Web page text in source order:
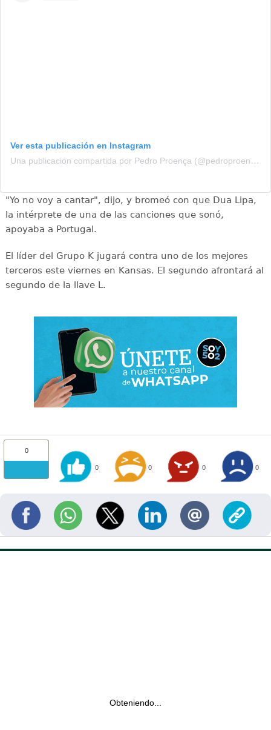
Ver esta publicación en Instagram
Una publicación compartida por Pedro Proença (@pedroproencafpf)
"Yo no voy a cantar", dijo, y bromeó con que Dua Lipa,
la intérprete de una de las canciones que sonó,
apoyaba a Portugal.
El líder del Grupo K jugará contra uno de los mejores
terceros este viernes en Kansas. El segundo afrontará al
segundo de la llave L.
0
0 0 0 0
Obteniendo...